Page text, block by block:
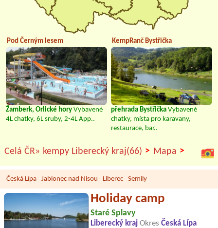
Pod Černým lesem
Žamberk, Orlické hory Vybavené
4L chatky, 6L sruby, 2-4L App..
KempRanč Bystřička
přehrada Bystřička Vybavené
chatky, místa pro karavany,
restaurace, bar..
Celá ČR» kempy Liberecký kraj(66) > Mapa >
Česká Lípa Jablonec nad Nisou Liberec Semily
Holiday camp
Staré Splavy
Liberecký kraj Okres Česká Lípa